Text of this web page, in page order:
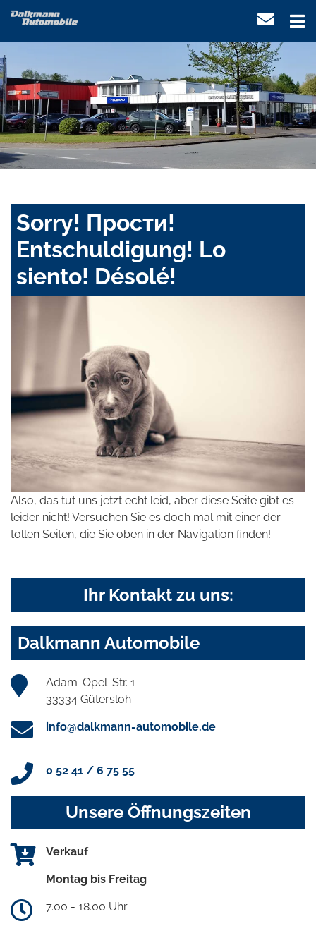
Sorry! Прости!
Entschuldigung! Lo
siento! Désolé!
Also, das tut uns jetzt echt leid, aber diese Seite gibt es
leider nicht! Versuchen Sie es doch mal mit einer der
tollen Seiten, die Sie oben in der Navigation finden!
Ihr Kontakt zu uns:
Dalkmann Automobile
Adam-Opel-Str. 1
33334 Gütersloh
info@dalkmann-automobile.de
0 52 41 / 6 75 55
Unsere Öffnungszeiten
Verkauf
Montag bis Freitag
7.00 - 18.00 Uhr